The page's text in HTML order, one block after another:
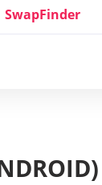
SwapFinder